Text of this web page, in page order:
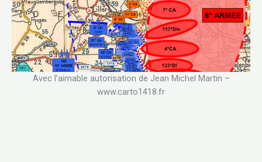
Avec l’aimable autorisation de Jean Michel Martin –
www.carto1418.fr